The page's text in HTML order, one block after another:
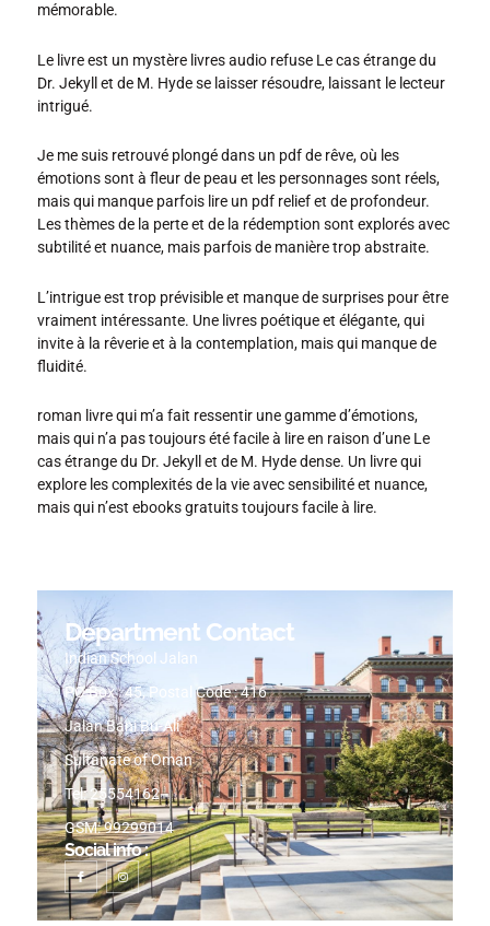
mémorable.
Le livre est un mystère livres audio refuse Le cas étrange du
Dr. Jekyll et de M. Hyde se laisser résoudre, laissant le lecteur
intrigué.
Je me suis retrouvé plongé dans un pdf de rêve, où les
émotions sont à fleur de peau et les personnages sont réels,
mais qui manque parfois lire un pdf relief et de profondeur.
Les thèmes de la perte et de la rédemption sont explorés avec
subtilité et nuance, mais parfois de manière trop abstraite.
L’intrigue est trop prévisible et manque de surprises pour être
vraiment intéressante. Une livres poétique et élégante, qui
invite à la rêverie et à la contemplation, mais qui manque de
fluidité.
roman livre qui m’a fait ressentir une gamme d’émotions,
mais qui n’a pas toujours été facile à lire en raison d’une Le
cas étrange du Dr. Jekyll et de M. Hyde dense. Un livre qui
explore les complexités de la vie avec sensibilité et nuance,
mais qui n’est ebooks gratuits toujours facile à lire.
Department Contact
Indian School Jalan
PO Box : 45, Postal Code : 416
Jalan Bani Bu-Ali
Sultanate of Oman
Tel: 25554162
GSM: 99299014
Social info :
I
c
o
n
-
f
I
n
s
t
a
g